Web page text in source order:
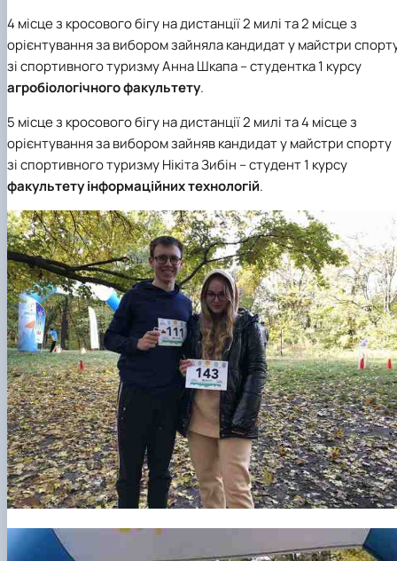
4 місце з кросового бігуна дистанції 2 миліта 2 місце з
орієнтування за вибором зайняла кандидат у майстри
зі спортивного туризму Анна Шкапа – студентка 1 курсу
агробіологічного факультету.
5 місце з кросового бігуна дистанції 2 миліта 4 місце з
орієнтування за вибором зайняв кандидат у майстри спорту
зі спортивноготуризму Нікіта Зибін – студент 1 курсу
факультету інформаційних технологій.